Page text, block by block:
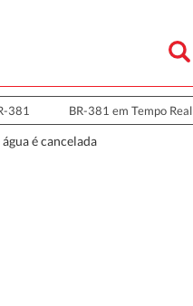
381 BR-381 em Tempo Real
é cancelada